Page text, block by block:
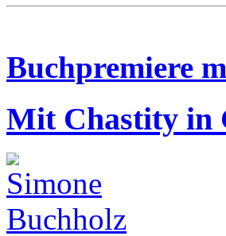
Buchpremiere
Mit Chastity in